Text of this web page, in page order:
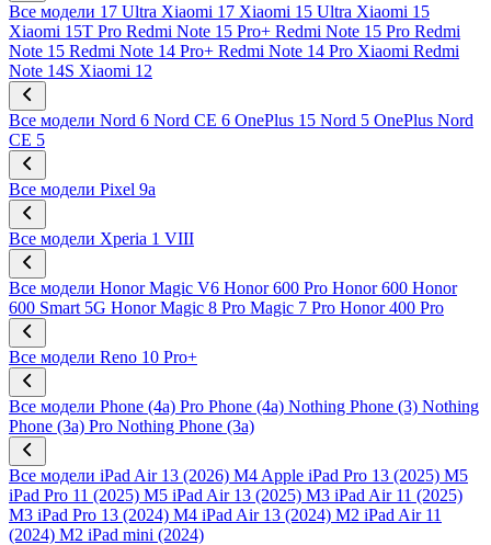
Все модели 17 Ultra Xiaomi 17 Xiaomi 15 Ultra Xiaomi 15
Xiaomi 15T Pro Redmi Note 15 Pro+ Redmi Note 15 Pro Redmi
Note 15 Redmi Note 14 Pro+ Redmi Note 14 Pro Xiaomi Redmi
Note 14S Xiaomi 12
Все модели Nord 6 Nord CE 6 OnePlus 15 Nord 5 OnePlus Nord
CE 5
Все модели Pixel 9a
Все модели Xperia 1 VIII
Все модели Honor Magic V6 Honor 600 Pro Honor 600 Honor
600 Smart 5G Honor Magic 8 Pro Magic 7 Pro Honor 400 Pro
Все модели Reno 10 Pro+
Все модели Phone (4a) Pro Phone (4a) Nothing Phone (3) Nothing
Phone (3a) Pro Nothing Phone (3a)
Все модели iPad Air 13 (2026) M4 Apple iPad Pro 13 (2025) M5
iPad Pro 11 (2025) M5 iPad Air 13 (2025) M3 iPad Air 11 (2025)
M3 iPad Pro 13 (2024) M4 iPad Air 13 (2024) M2 iPad Air 11
(2024) M2 iPad mini (2024)